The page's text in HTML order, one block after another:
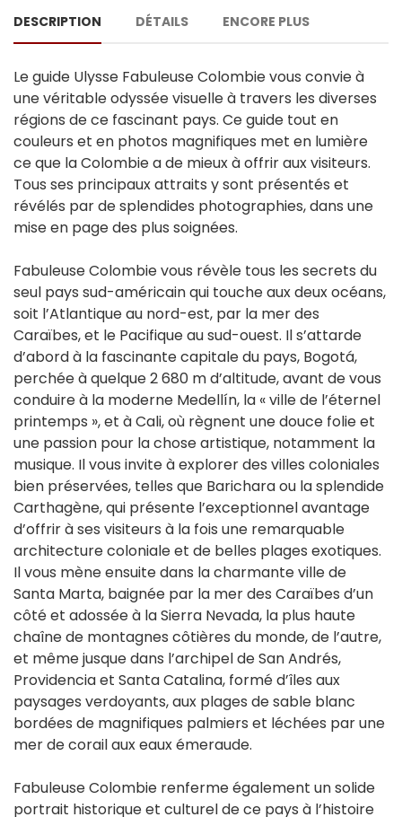
DESCRIPTION DÉTAILS ENCORE PLUS
Le guide Ulysse Fabuleuse Colombie vous convie à
une véritable odyssée visuelle à travers les diverses
régions de ce fascinant pays. Ce guide tout en
couleurs et en photos magnifiques met en lumière
ce que la Colombie a de mieux à offrir aux visiteurs.
Tous ses principaux attraits y sont présentés et
révélés par de splendides photographies, dans une
mise en page des plus soignées.
Fabuleuse Colombie vous révèle tous les secrets du
seul pays sud-américain qui touche aux deux océans,
soit l’Atlantique au nord-est, par la mer des
Caraïbes, et le Pacifique au sud-ouest. Il s’attarde
d’abord à la fascinante capitale du pays, Bogotá,
perchée à quelque 2 680 m d’altitude, avant de vous
conduire à la moderne Medellín, la « ville de l’éternel
printemps », et à Cali, où règnent une douce folie et
une passion pour la chose artistique, notamment la
musique. Il vous invite à explorer des villes coloniales
bien préservées, telles que Barichara ou la splendide
Carthagène, qui présente l’exceptionnel avantage
d’offrir à ses visiteurs à la fois une remarquable
architecture coloniale et de belles plages exotiques.
Il vous mène ensuite dans la charmante ville de
Santa Marta, baignée par la mer des Caraïbes d’un
côté et adossée à la Sierra Nevada, la plus haute
chaîne de montagnes côtières du monde, de l’autre,
et même jusque dans l’archipel de San Andrés,
Providencia et Santa Catalina, formé d’îles aux
paysages verdoyants, aux plages de sable blanc
bordées de magnifiques palmiers et léchées par une
mer de corail aux eaux émeraude.
Fabuleuse Colombie renferme également un solide
portrait historique et culturel de ce pays à l’histoire